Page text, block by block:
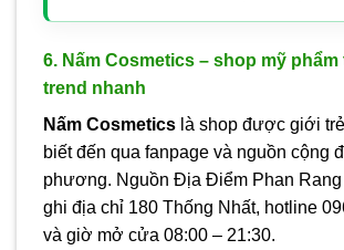
6. Nấm Cosmetics – shop mỹ
trend nhanh
Nấm Cosmetics là shop được giới
biết đến qua fanpage và nguồn cộng
phương. Nguồn Địa Điểm Phan Rang
ghi địa chỉ 180 Thống Nhất, hotline
và giờ mở cửa 08:00 – 21:30.